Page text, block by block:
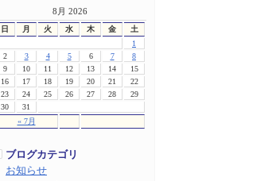
8月 2026
日 月 火 水 木 金 土
« 7月
1
2
3 4 5 6 7
8
9
10 11 12 13 14
15
16
17 18 19 20 21
22
23
24 25 26 27 28
29
30
31
ブログカテゴリ
お知らせ